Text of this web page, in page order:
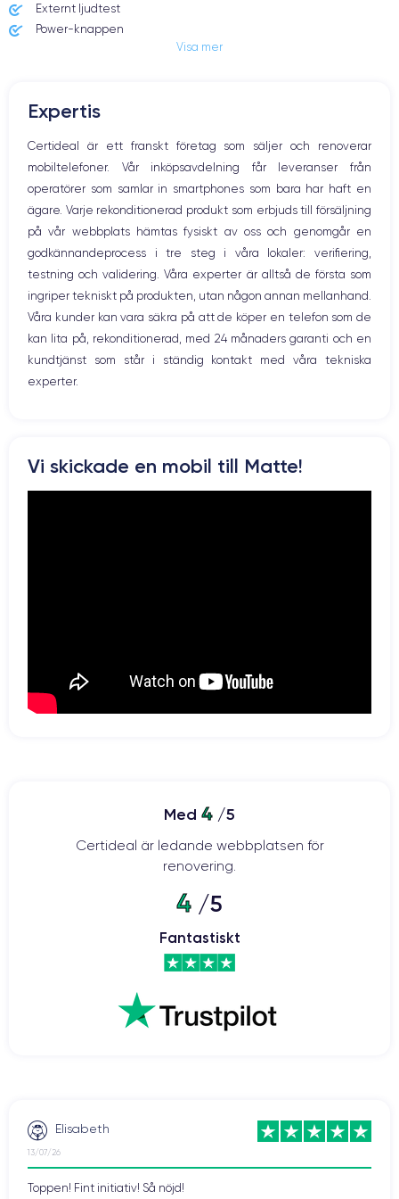
8 Go
GPU 5 cœurs Sub-6 GHz
Caméra
48 Mpx
Caméra Frontale
12 Mpx
Résolution vidéo
4K - 3840 x 2160 px
Recharge rapide
Oui, 20W
Batterie
3349 mAh
Type de SIM
eSIM
Réseau mobile Débloqué
Externt ljudtest
Power-knappen
Högtalare
Hem-knappen
Bluetooth
WiFi
Nätverk
Vibration
Prise USB
Visa mer
Expertis
Certideal är ett franskt företag som säljer och renoverar
mobiltelefoner. Vår inköpsavdelning får leveranser från
operatörer som samlar in smartphones som bara har haft en
ägare. Varje rekonditionerad produkt som erbjuds till försäljning
på vår webbplats hämtas fysiskt av oss och genomgår en
godkännandeprocess i tre steg i våra lokaler: verifiering,
testning och validering. Våra experter är alltså de första som
ingriper tekniskt på produkten, utan någon annan mellanhand.
Våra kunder kan vara säkra på att de köper en telefon som de
kan lita på, rekonditionerad, med 24 månaders garanti och en
kundtjänst som står i ständig kontakt med våra tekniska
experter.
Vi skickade en mobil till Matte!
Med 4 /5
Certideal är ledande webbplatsen för
renovering.
4 /5
Fantastiskt
Elisabeth
13/07/26
Toppen! Fint initiativ! Så nöjd!